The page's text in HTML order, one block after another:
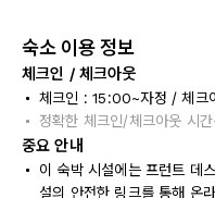
숙소 이용 정보
체크인 / 체크아웃
체크인 : 15:00~자정 / 체크
정확한 체크인/체크아웃 시
중요 안내
이 숙박 시설에는 프런트 데
설의 안전한 링크를 통해 온